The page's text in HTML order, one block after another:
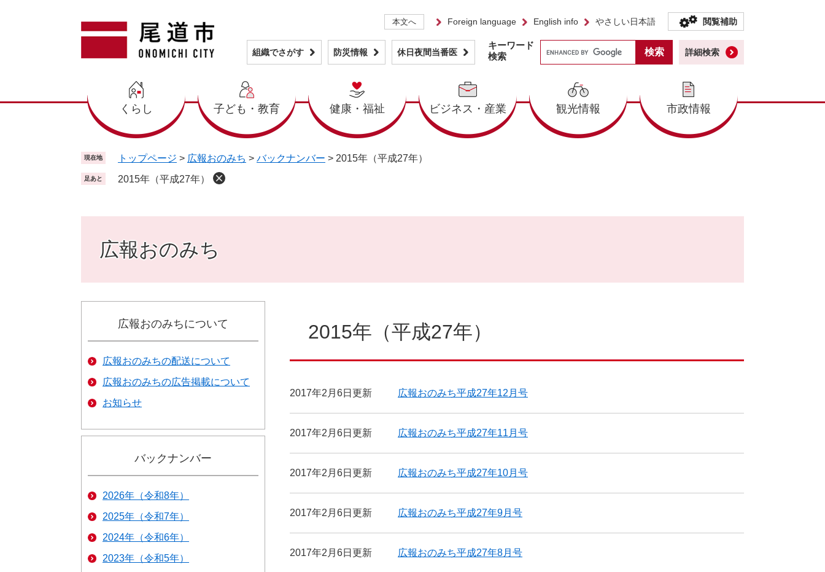
本文へ Foreign language English info やさしい日本語 閲覧補助
組織でさがす 防災情報 休日夜間当番医
くらし 子ども・教育 健康・福祉 ビジネス・産業 観光情報 市政情報
キーワード
検索
詳細検索
現在地 トップページ > 広報おのみち > バックナンバー > 2015年（平成27年）
足あと 2015年（平成27年）
広報おのみち
2015年（平成27年）
2017年2月6日更新 広報おのみち平成27年12月号
2017年2月6日更新 広報おのみち平成27年11月号
2017年2月6日更新 広報おのみち平成27年10月号
2017年2月6日更新 広報おのみち平成27年9月号
2017年2月6日更新 広報おのみち平成27年8月号
広報おのみちについて
広報おのみちの配送について
広報おのみちの広告掲載について
お知らせ
バックナンバー
2026年（令和8年）
2025年（令和7年）
2024年（令和6年）
2023年（令和5年）